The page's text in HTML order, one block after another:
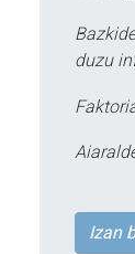
duzu
Izan